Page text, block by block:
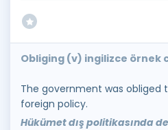
Obliging (v) ingilizce örnek
The government was obliged
foreign policy.
Hükümet dış politikasında